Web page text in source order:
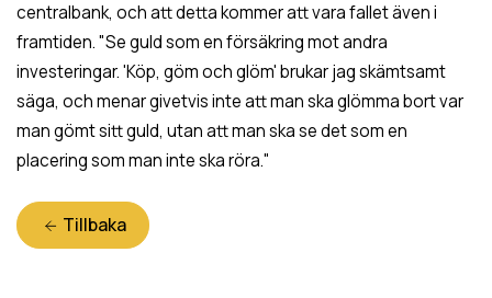
centralbank, och att detta kommer att vara fallet även i
framtiden. "Se guld som en försäkring mot andra
investeringar. 'Köp, göm och glöm' brukar jag skämtsamt
säga, och menar givetvis inte att man ska glömma bort var
man gömt sitt guld, utan att man ska se det som en
placering som man inte ska röra."
Tillbaka